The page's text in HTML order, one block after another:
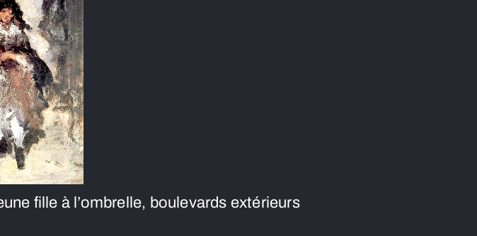
fille à l’ombrelle, boulevards extérieurs